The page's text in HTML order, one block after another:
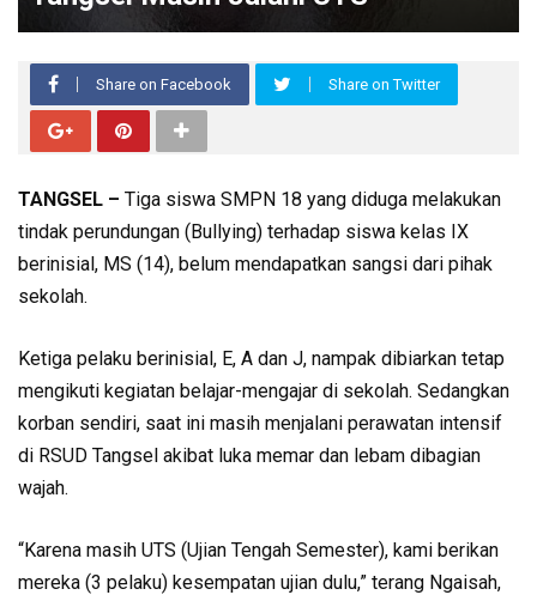
Share on Facebook Share on Twitter
TANGSEL – Tiga siswa SMPN 18 yang diduga melakukan
tindak perundungan (Bullying) terhadap siswa kelas IX
berinisial, MS (14), belum mendapatkan sangsi dari pihak
sekolah.
Ketiga pelaku berinisial, E, A dan J, nampak dibiarkan tetap
mengikuti kegiatan belajar-mengajar di sekolah. Sedangkan
korban sendiri, saat ini masih menjalani perawatan intensif
di RSUD Tangsel akibat luka memar dan lebam dibagian
wajah.
“Karena masih UTS (Ujian Tengah Semester), kami berikan
mereka (3 pelaku) kesempatan ujian dulu,” terang Ngaisah,